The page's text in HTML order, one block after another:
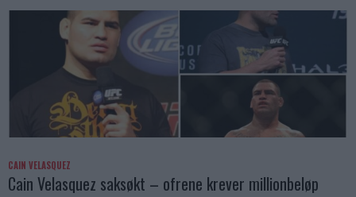
CAIN VELASQUEZ
Cain Velasquez saksøkt – ofrene krever millionbeløp